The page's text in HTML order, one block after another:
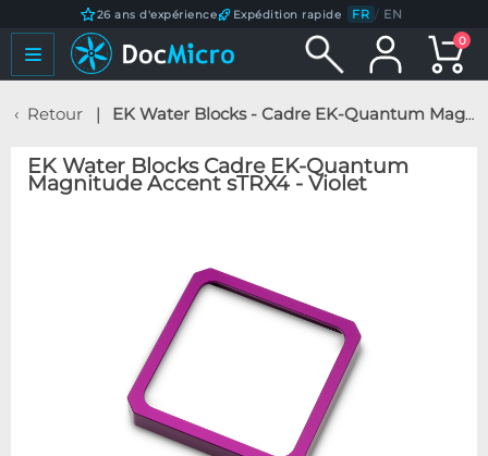
26 ans d'expérience Expédition rapide FR / EN
0
Retour EK Water Blocks - Cadre EK-Quantum Magnitude Accent sTRX4 - Violet
EK Water Blocks Cadre EK-Quantum
Magnitude Accent sTRX4 - Violet